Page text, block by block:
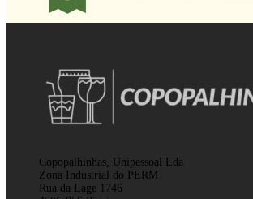
Copopalhinhas, Unipessoal Lda
Zona Industrial do PERM
Rua da Lage 1746